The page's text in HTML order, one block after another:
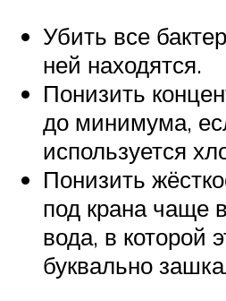
Убить все
ней находятся.
Понизить
до минимума,
используется
Понизить
под крана чаще
вода, в которой
буквально